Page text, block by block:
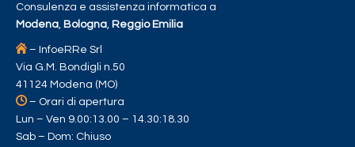
Consulenza e assistenza informatica a
Modena Bologna Reggio Emilia
– InfoeRRe Srl
Via G.M. Bondigli n.50
41124 Modena (MO)
– Orari di apertura
Lun – Ven 9.00:13.00 – 14.30:18.30
Sab – Dom: Chiuso